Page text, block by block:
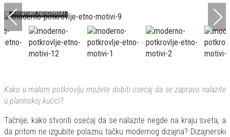
Alexander Novoselski
Kako u malom potkrovlju možete dobiti osećaj da se zapravo nalazite
u planinskoj kućici?
Tačnije, kako stvoriti osećaj da se nalazite negde na kraju sveta, a
da pritom ne izgubite polaznu tačku modernog dizajna? Dizajnerski